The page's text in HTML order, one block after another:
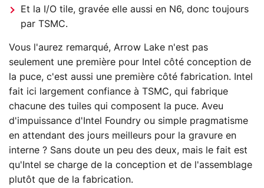
Et la I/O tile, gravée elle aussi en N6, donc toujours
par TSMC.
Vous l'aurez remarqué, Arrow Lake n'est pas
seulement une première pour Intel côté conception de
la puce, c'est aussi une première côté fabrication. Intel
fait ici largement confiance à TSMC, qui fabrique
chacune des tuiles qui composent la puce. Aveu
d'impuissance d'Intel Foundry ou simple pragmatisme
en attendant des jours meilleurs pour la gravure en
interne ? Sans doute un peu des deux, mais le fait est
qu'Intel se charge de la conception et de l'assemblage
plutôt que de la fabrication.